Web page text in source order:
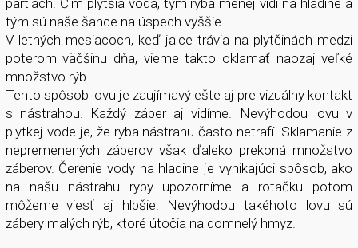
partiách. Čím plytšia voda, tým ryba menej vidí na hladine a
tým sú naše šance na úspech vyššie.
V letných mesiacoch, keď jalce trávia na plytčinách medzi
poterom väčšinu dňa, vieme takto oklamať naozaj veľké
množstvo rýb.
Tento spôsob lovu je zaujímavý ešte aj pre vizuálny kontakt
s nástrahou. Každý záber aj vidíme. Nevýhodou lovu v
plytkej vode je, že ryba nástrahu často netrafí. Sklamanie z
nepremenených záberov však ďaleko prekoná množstvo
záberov. Čerenie vody na hladine je vynikajúci spôsob, ako
na našu nástrahu ryby upozorníme a rotačku potom
môžeme viesť aj hlbšie. Nevýhodou takéhoto lovu sú
zábery malých rýb, ktoré útočia na domnelý hmyz.